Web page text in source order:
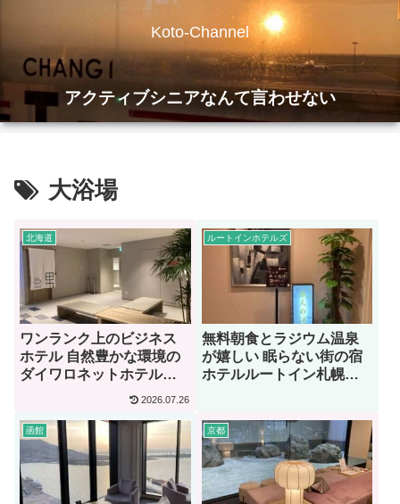
Koto-Channel
アクティブシニアなんて言わせない
大浴場
北海道
ワンランク上のビジネス
ホテル 自然豊かな環境の
ダイワロネットホテル札
幌中島公園【宿泊記】
2026.07.26
ルートインホテルズ
無料朝食とラジウム温泉
が嬉しい 眠らない街の宿
ホテルルートイン札幌中
函館 京都